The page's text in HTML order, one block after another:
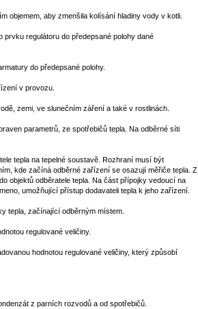
objemem, aby zmenšila kolísání hladiny vody v kotli.
prvku regulátoru do předepsané polohy dané
do předepsané polohy.
v provozu.
zemi, ve slunečním záření a také v rostlinách.
parametrů, ze spotřebičů tepla. Na odběrné síti
tepla na tepelné soustavě. Rozhraní musí být
kde začíná odběrné zařízení se osazují měřiče tepla. Z
objektů odběratele tepla. Na část přípojky vedoucí na
umožňující přístup dodavateli tepla k jeho zařízení.
tepla, začínající odběrným místem.
regulované veličiny.
hodnotou regulované veličiny, který způsobí
z parních rozvodů a od spotřebičů.